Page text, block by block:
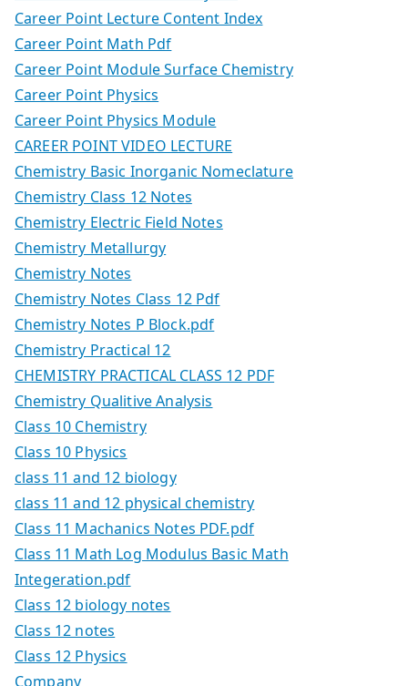
Career Point Lecture Content Index
Career Point Math Pdf
Career Point Module Surface Chemistry
Career Point Physics
Career Point Physics Module
CAREER POINT VIDEO LECTURE
Chemistry Basic Inorganic Nomeclature
Chemistry Class 12 Notes
Chemistry Electric Field Notes
Chemistry Metallurgy
Chemistry Notes
Chemistry Notes Class 12 Pdf
Chemistry Notes P Block.pdf
Chemistry Practical 12
CHEMISTRY PRACTICAL CLASS 12 PDF
Chemistry Qualitive Analysis
Class 10 Chemistry
Class 10 Physics
class 11 and 12 biology
class 11 and 12 physical chemistry
Class 11 Machanics Notes PDF.pdf
Class 11 Math Log Modulus Basic Math
Integeration.pdf
Class 12 biology notes
Class 12 notes
Class 12 Physics
Company